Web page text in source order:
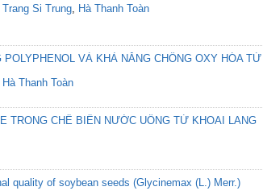
Trang Si Trung, Hà Thanh Toàn
VÀ KHẢ NĂNG CHỐNG OXY HÓA
Hà Thanh Toàn
TRONG CHẾ BIẾN NƯỚC UỐNG TỪ KHOAI LANG
quality of soybean seeds (Glycinemax (L.) Merr.)